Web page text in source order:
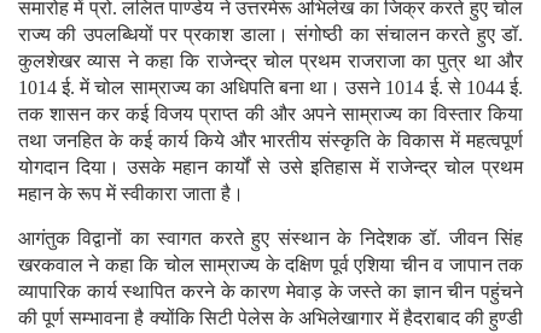
समारोह में प्रो. ललित पाण्डेय ने उत्तरमेरू अभिलेख का जिक्र करते हुए चोल
राज्य की उपलब्धियों पर प्रकाश डाला। संगोष्ठी का संचालन करते हुए डॉ.
कुलशेखर व्यास ने कहा कि राजेन्द्र चोल प्रथम राजराजा का पुत्र था और
1014 ई. में चोल साम्राज्य का अधिपति बना था। उसने 1014 ई. से 1044 ई.
तक शासन कर कई विजय प्राप्त की और अपने साम्राज्य का विस्तार किया
तथा जनहित के कई कार्य किये और भारतीय संस्कृति के विकास में महत्वपूर्ण
योगदान दिया। उसके महान कार्यों से उसे इतिहास में राजेन्द्र चोल प्रथम
महान के रूप में स्वीकारा जाता है।
आगंतुक विद्वानों का स्वागत करते हुए संस्थान के निदेशक डॉ. जीवन सिंह
खरकवाल ने कहा कि चोल साम्राज्य के दक्षिण पूर्व एशिया चीन व जापान तक
व्यापारिक कार्य स्थापित करने के कारण मेवाड़ के जस्ते का ज्ञान चीन पहुंचने
की पूर्ण सम्भावना है क्योंकि सिटी पेलेस के अभिलेखागार में हैदराबाद की हुण्डी